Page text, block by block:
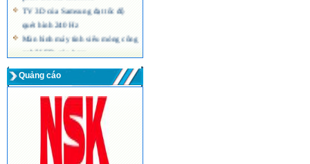
TV 3D của Samsung đạt tốc độ
quét hình 240 Hz
Màn hình máy tính siêu mỏng công
nghệ LED của Acer
Quảng cáo